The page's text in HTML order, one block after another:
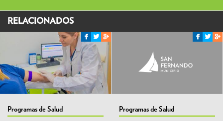
RELACIONADOS
Programas de Salud Programas de Salud